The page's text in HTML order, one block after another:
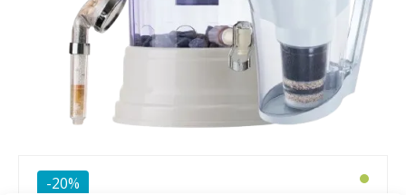
-20%